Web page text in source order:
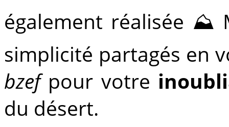
également réalisée ⛰
simplicité partagés en
bzefpour votre
du désert.